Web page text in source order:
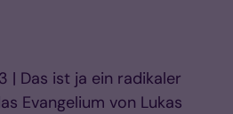
| Das ist ja ein radikaler
Evangelium von Lukas